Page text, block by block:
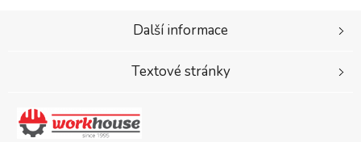
Další informace
Textové stránky